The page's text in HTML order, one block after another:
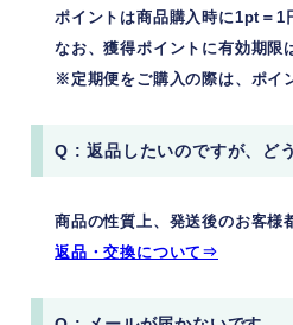
ポイントは商品購入時に1pt＝1
なお、獲得ポイントに有効期限
※定期便をご購入の際は、ポイ
Q : 返品したいのですが、ど
商品の性質上、発送後のお客様
返品・交換について⇒